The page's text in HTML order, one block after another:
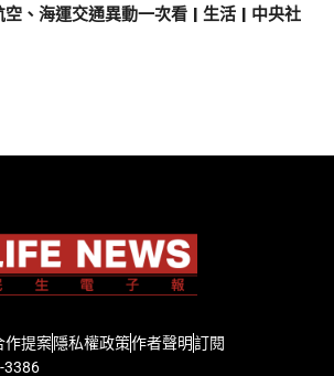
、海運交通異動一次看 | 生活 | 中央社
作提案隱私權政策作者聲明訂閱
3386